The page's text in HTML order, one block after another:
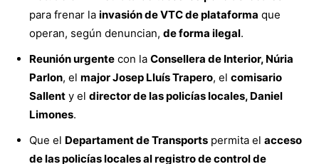
para frenar la invasión de VTC de plataforma que
operan, según denuncian, de forma ilegal.
Reunión urgente con la Consellera de Interior, Núria
Parlon, el major Josep Lluís Trapero, el comisario
Sallent y el director de las policías locales, Daniel
Limones.
Que el Departament de Transports permita el acceso
de las policías locales al registro de control de